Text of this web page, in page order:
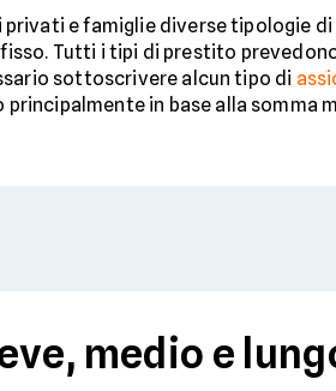
e famiglie diverse tipologie di
Tutti i tipi di prestito
sottoscrivere alcun tipo di
in base alla somma
medio e